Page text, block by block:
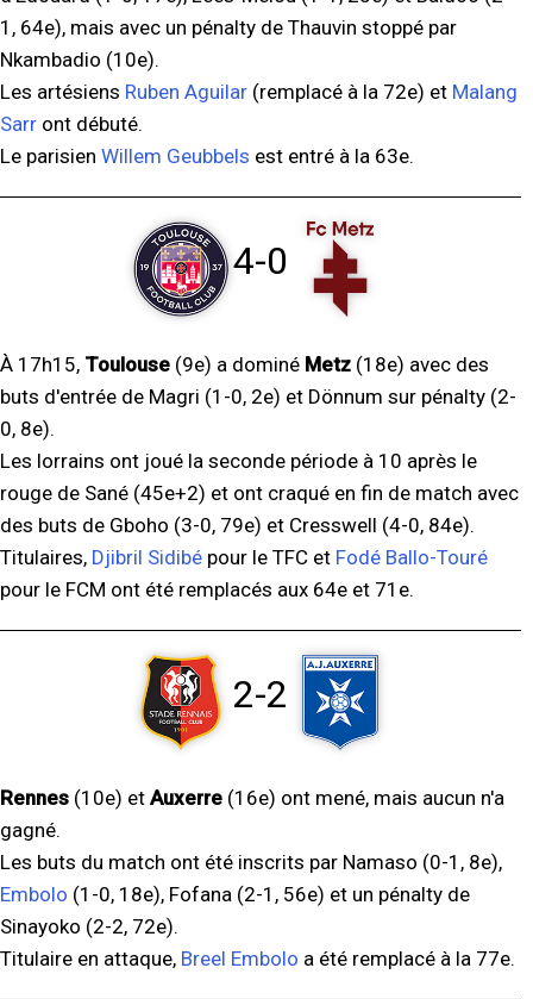
1, 64e), mais avec un pénalty de Thauvin stoppé par
Nkambadio (10e).
Les artésiens Ruben Aguilar (remplacé à la 72e) et Malang
Sarr ont débuté.
Le parisien Willem Geubbels est entré à la 63e.
4-0
À 17h15, Toulouse (9e) a dominé Metz (18e) avec des
buts d'entrée de Magri (1-0, 2e) et Dönnum sur pénalty (2-
0, 8e).
Les lorrains ont joué la seconde période à 10 après le
rouge de Sané (45e+2) et ont craqué en fin de match avec
des buts de Gboho (3-0, 79e) et Cresswell (4-0, 84e).
Titulaires, Djibril Sidibé pour le TFC et Fodé Ballo-Touré
pour le FCM ont été remplacés aux 64e et 71e.
2-2
Rennes (10e) et Auxerre (16e) ont mené, mais aucun n'a
gagné.
Les buts du match ont été inscrits par Namaso (0-1, 8e),
Embolo (1-0, 18e), Fofana (2-1, 56e) et un pénalty de
Sinayoko (2-2, 72e).
Titulaire en attaque, Breel Embolo a été remplacé à la 77e.